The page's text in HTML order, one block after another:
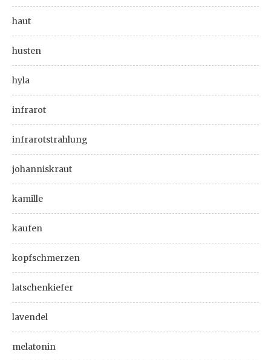
haut
husten
hyla
infrarot
infrarotstrahlung
johanniskraut
kamille
kaufen
kopfschmerzen
latschenkiefer
lavendel
melatonin